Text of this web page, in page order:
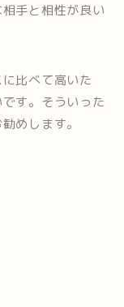
手と相性が良い
比べて高いた
す。そういった
めします。